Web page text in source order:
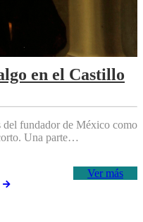
en el Castillo
del fundador de México como
Una parte…
Ver más